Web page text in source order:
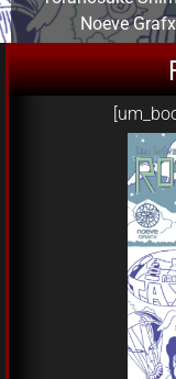
Noeve Grafx